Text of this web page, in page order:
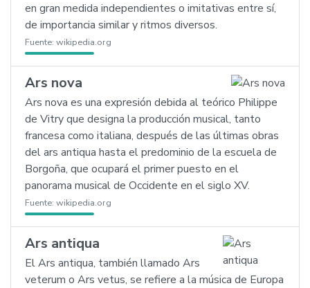
en gran medida independientes o imitativas entre sí,
de importancia similar y ritmos diversos.
Fuente: wikipedia.org
Ars nova
Ars nova es una expresión debida al teórico Philippe
de Vitry que designa la producción musical, tanto
francesa como italiana, después de las últimas obras
del ars antiqua hasta el predominio de la escuela de
Borgoña, que ocupará el primer puesto en el
panorama musical de Occidente en el siglo XV.
Fuente: wikipedia.org
Ars antiqua
El Ars antiqua, también llamado Ars
veterum o Ars vetus, se refiere a la música de Europa